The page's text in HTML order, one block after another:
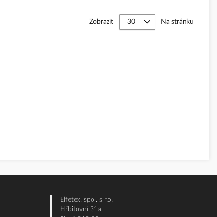
Zobrazit Na stránku
Elfetex, spol. s r.o.
Hřbitovní 31a